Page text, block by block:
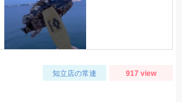
知立店の常連 917 view